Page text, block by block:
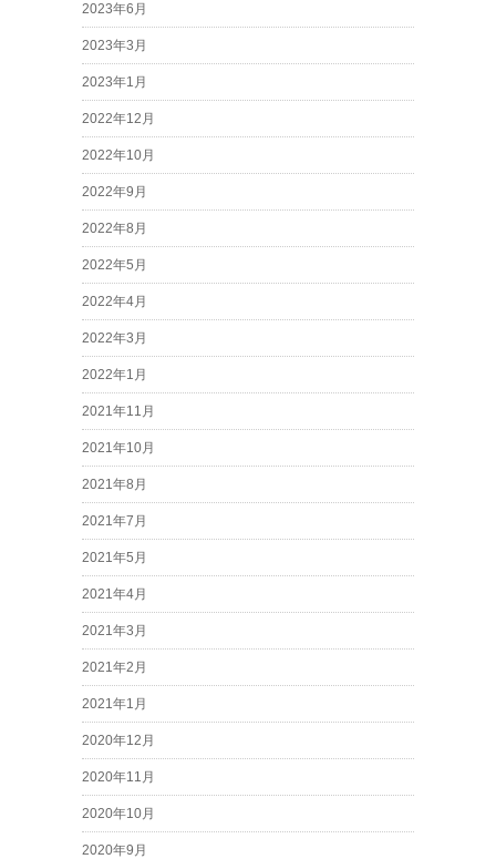
2023年6月
2023年3月
2023年1月
2022年12月
2022年10月
2022年9月
2022年8月
2022年5月
2022年4月
2022年3月
2022年1月
2021年11月
2021年10月
2021年8月
2021年7月
2021年5月
2021年4月
2021年3月
2021年2月
2021年1月
2020年12月
2020年11月
2020年10月
2020年9月